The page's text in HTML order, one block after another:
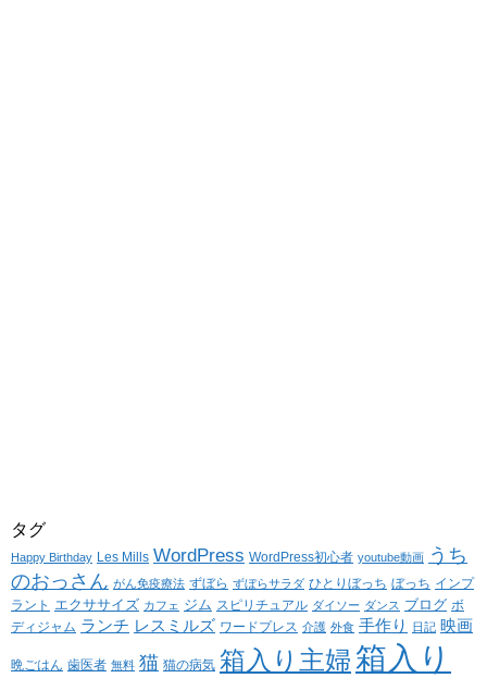
タグ
Happy Birthday Les Mills WordPress WordPress初心者 youtube動画 うち
のおっさん がん免疫療法 ずぼら ずぼらサラダ ひとりぼっち ぼっち インプ
ラント エクササイズ カフェ ジム スピリチュアル ダイソー ダンス ブログ ボ
ディジャム ランチ レスミルズ ワードプレス 介護 外食 手作り 日記 映画
晩ごはん 歯医者 無料 猫 猫の病気 箱入り主婦箱入り